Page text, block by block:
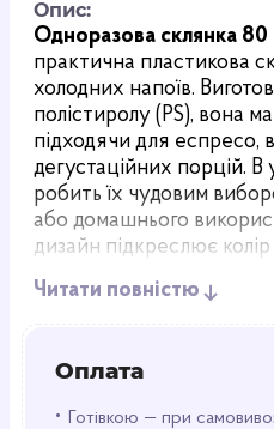
Оплата
• Готівкою — при
Опис:
Одноразова склянка 80
практична пластикова
холодних напоїв.
полістиролу (PS), вона
підходячи для еспресо,
дегустаційних порцій.
робить їх чудовим
або домашнього
дизайн підкреслює
естетики.
холодних напоїв – від
Надійність: Полістирол
Читати повністю